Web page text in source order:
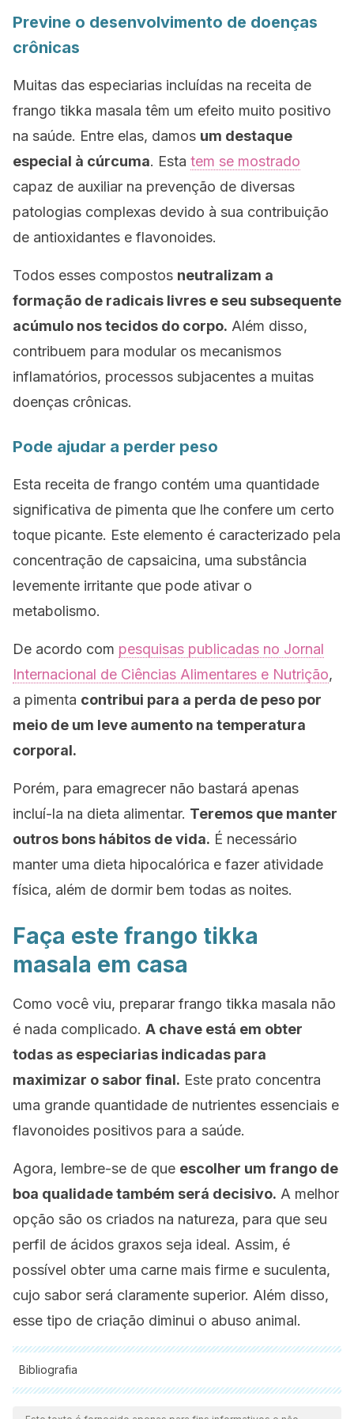
Previne o desenvolvimento de doenças
crônicas
Muitas das especiarias incluídas na receita de
frango tikka masala têm um efeito muito positivo
na saúde. Entre elas, damos um destaque
especial à cúrcuma. Esta tem se mostrado
capaz de auxiliar na prevenção de diversas
patologias complexas devido à sua contribuição
de antioxidantes e flavonoides.
Todos esses compostos neutralizam a
formação de radicais livres e seu subsequente
acúmulo nos tecidos do corpo. Além disso,
contribuem para modular os mecanismos
inflamatórios, processos subjacentes a muitas
doenças crônicas.
Pode ajudar a perder peso
Esta receita de frango contém uma quantidade
significativa de pimenta que lhe confere um certo
toque picante. Este elemento é caracterizado pela
concentração de capsaicina, uma substância
levemente irritante que pode ativar o
metabolismo.
De acordo com pesquisas publicadas no Jornal
Internacional de Ciências Alimentares e Nutrição,
a pimenta contribui para a perda de peso por
meio de um leve aumento na temperatura
corporal.
Porém, para emagrecer não bastará apenas
incluí-la na dieta alimentar. Teremos que manter
outros bons hábitos de vida. É necessário
manter uma dieta hipocalórica e fazer atividade
física, além de dormir bem todas as noites.
Faça este frango tikka
masala em casa
Como você viu, preparar frango tikka masala não
é nada complicado. A chave está em obter
todas as especiarias indicadas para
maximizar o sabor final. Este prato concentra
uma grande quantidade de nutrientes essenciais e
flavonoides positivos para a saúde.
Agora, lembre-se de que escolher um frango de
boa qualidade também será decisivo. A melhor
opção são os criados na natureza, para que seu
perfil de ácidos graxos seja ideal. Assim, é
possível obter uma carne mais firme e suculenta,
cujo sabor será claramente superior. Além disso,
esse tipo de criação diminui o abuso animal.
Bibliografia
Todas as fontes citadas foram minuciosamente revisadas por
nossa equipe para garantir sua qualidade, confiabilidade,